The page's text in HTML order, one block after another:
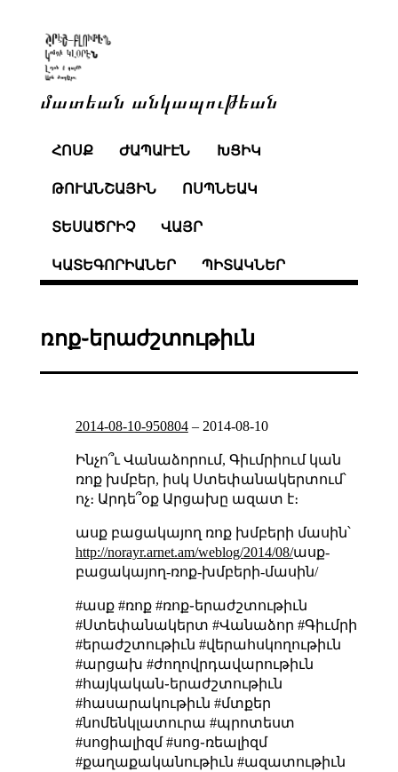
մատեան անկապութեան
ՀՈՍՔ ԺԱՊԱՒԷՆ ԽՑԻԿ
ԹՈՒԱՆՇԱՅԻՆ ՈՍՊՆԵԱԿ
ՏԵՍԱԾՐԻՉ ՎԱՅՐ
ԿԱՏԵԳՈՐԻԱՆԵՐ ՊԻՏԱԿՆԵՐ
ռոք֊երաժշտութիւն
2014-08-10-950804– 2014-08-10
Ինչո՞ւ Վանաձորում, Գիւմրիում կան
ռոք խմբեր, իսկ Ստեփանակերտում՝
ոչ։ Արդե՞օք Արցախը ազատ է։
ասք բացակայող ռոք խմբերի մասին՝
http://norayr.arnet.am/weblog/2014/08/ասք-
բացակայող-ռոք-խմբերի-մասին/
#ասք #ռոք #ռոք֊երաժշտութիւն
#Ստեփանակերտ #Վանաձոր #Գիւմրի
#երաժշտութիւն #վերահսկողութիւն
#արցախ #ժողովրդավարութիւն
#հայկական֊երաժշտութիւն
#հասարակութիւն #մտքեր
#նոմենկլատուրա #պրոտեստ
#սոցիալիզմ #սոց֊ռեալիզմ
#քաղաքականութիւն #ազատութիւն